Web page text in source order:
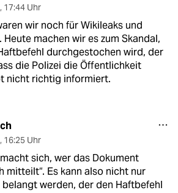
, 17:44 Uhr
wir noch für Wikileaks und
Heute machen wir es zum Skandal,
durchgestochen wird, der
die Polizei die Öffentlichkeit
nicht richtig informiert.
, 16:25 Uhr
sich, wer das Dokument
mitteilt“. Es kann also nicht nur
werden, der den Haftbefehl